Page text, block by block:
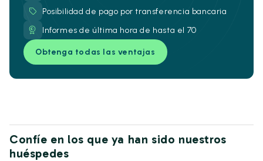
Posibilidad de pago por transferencia bancaria
Informes de última hora de hasta el 70
Obtenga todas las ventajas
Confíe en los que ya han sido nuestros
huéspedes